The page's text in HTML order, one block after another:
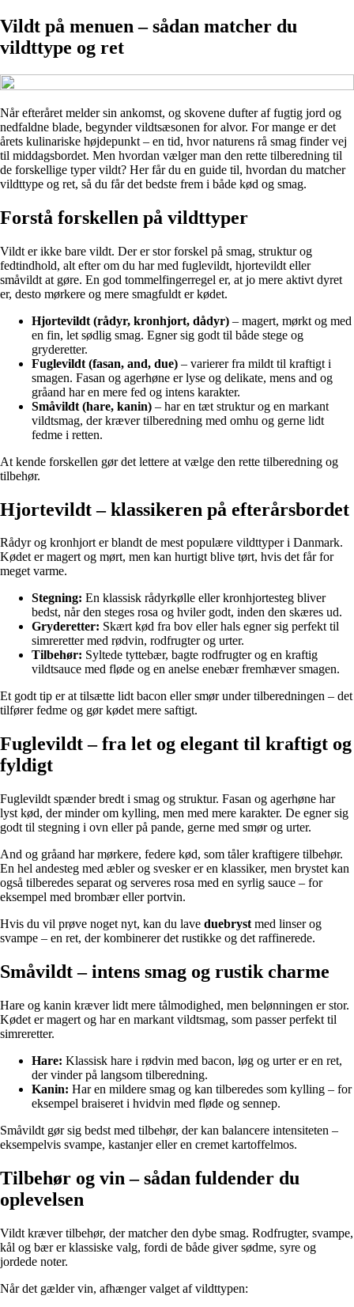
Vildt på menuen – sådan matcher du
vildttype og ret
Når efteråret melder sin ankomst, og skovene dufter af fugtig jord og
nedfaldne blade, begynder vildtsæsonen for alvor. For mange er det
årets kulinariske højdepunkt – en tid, hvor naturens rå smag finder vej
til middagsbordet. Men hvordan vælger man den rette tilberedning til
de forskellige typer vildt? Her får du en guide til, hvordan du matcher
vildttype og ret, så du får det bedste frem i både kød og smag.
Forstå forskellen på vildttyper
Vildt er ikke bare vildt. Der er stor forskel på smag, struktur og
fedtindhold, alt efter om du har med fuglevildt, hjortevildt eller
småvildt at gøre. En god tommelfingerregel er, at jo mere aktivt dyret
er, desto mørkere og mere smagfuldt er kødet.
Hjortevildt (rådyr, kronhjort, dådyr) – magert, mørkt og med
en fin, let sødlig smag. Egner sig godt til både stege og
gryderetter.
Fuglevildt (fasan, and, due) – varierer fra mildt til kraftigt i
smagen. Fasan og agerhøne er lyse og delikate, mens and og
gråand har en mere fed og intens karakter.
Småvildt (hare, kanin) – har en tæt struktur og en markant
vildtsmag, der kræver tilberedning med omhu og gerne lidt
fedme i retten.
At kende forskellen gør det lettere at vælge den rette tilberedning og
tilbehør.
Hjortevildt – klassikeren på efterårsbordet
Rådyr og kronhjort er blandt de mest populære vildttyper i Danmark.
Kødet er magert og mørt, men kan hurtigt blive tørt, hvis det får for
meget varme.
Stegning: En klassisk rådyrkølle eller kronhjortesteg bliver
bedst, når den steges rosa og hviler godt, inden den skæres ud.
Gryderetter: Skært kød fra bov eller hals egner sig perfekt til
simreretter med rødvin, rodfrugter og urter.
Tilbehør: Syltede tyttebær, bagte rodfrugter og en kraftig
vildtsauce med fløde og en anelse enebær fremhæver smagen.
Et godt tip er at tilsætte lidt bacon eller smør under tilberedningen – det
tilfører fedme og gør kødet mere saftigt.
Fuglevildt – fra let og elegant til kraftigt og
fyldigt
Fuglevildt spænder bredt i smag og struktur. Fasan og agerhøne har
lyst kød, der minder om kylling, men med mere karakter. De egner sig
godt til stegning i ovn eller på pande, gerne med smør og urter.
And og gråand har mørkere, federe kød, som tåler kraftigere tilbehør.
En hel andesteg med æbler og svesker er en klassiker, men brystet kan
også tilberedes separat og serveres rosa med en syrlig sauce – for
eksempel med brombær eller portvin.
Hvis du vil prøve noget nyt, kan du lave duebryst med linser og
svampe – en ret, der kombinerer det rustikke og det raffinerede.
Småvildt – intens smag og rustik charme
Hare og kanin kræver lidt mere tålmodighed, men belønningen er stor.
Kødet er magert og har en markant vildtsmag, som passer perfekt til
simreretter.
Hare: Klassisk hare i rødvin med bacon, løg og urter er en ret,
der vinder på langsom tilberedning.
Kanin: Har en mildere smag og kan tilberedes som kylling – for
eksempel braiseret i hvidvin med fløde og sennep.
Småvildt gør sig bedst med tilbehør, der kan balancere intensiteten –
eksempelvis svampe, kastanjer eller en cremet kartoffelmos.
Tilbehør og vin – sådan fuldender du
oplevelsen
Vildt kræver tilbehør, der matcher den dybe smag. Rodfrugter, svampe,
kål og bær er klassiske valg, fordi de både giver sødme, syre og
jordede noter.
Når det gælder vin, afhænger valget af vildttypen: